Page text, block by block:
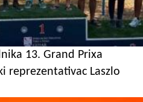
13. Grand Prixa
reprezentativac Laszlo